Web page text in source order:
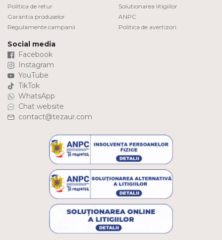
Politica de retur
Garantia produselor
Regulamente campanii
Solutionarea litigiilor
ANPC
Politica de avertizori
Social media
Facebook
Instagram
YouTube
TikTok
WhatsApp
Chat website
contact@tezaur.com